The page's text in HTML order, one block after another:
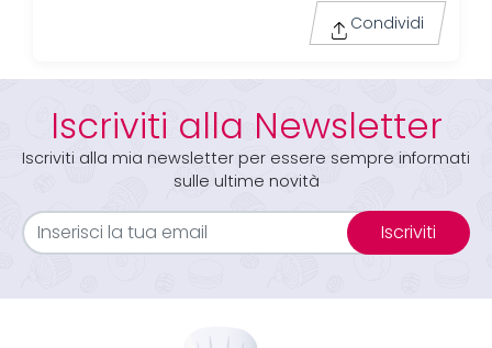
Condividi
Iscriviti alla Newsletter
Iscriviti alla mia newsletter per essere sempre informati
sulle ultime novità
Iscriviti